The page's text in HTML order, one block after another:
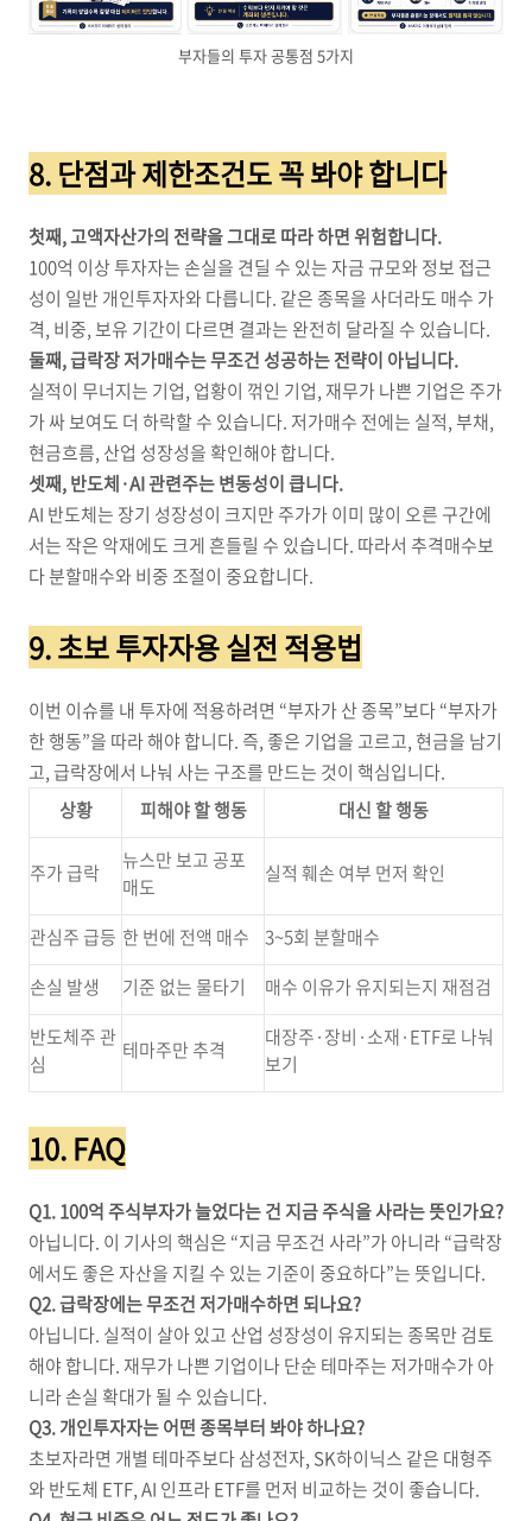
부자들의 투자 공통점 5가지
8. 단점과 제한조건도 꼭 봐야 합니다
첫째, 고액자산가의 전략을 그대로 따라 하면 위험합니다.
100억 이상 투자자는 손실을 견딜 수 있는 자금 규모와 정보 접근
성이 일반 개인투자자와 다릅니다. 같은 종목을 사더라도 매수 가
격, 비중, 보유 기간이 다르면 결과는 완전히 달라질 수 있습니다.
둘째, 급락장 저가매수는 무조건 성공하는 전략이 아닙니다.
실적이 무너지는 기업, 업황이 꺾인 기업, 재무가 나쁜 기업은 주가
가 싸 보여도 더 하락할 수 있습니다. 저가매수 전에는 실적, 부채,
현금흐름, 산업 성장성을 확인해야 합니다.
셋째, 반도체·AI 관련주는 변동성이 큽니다.
AI 반도체는 장기 성장성이 크지만 주가가 이미 많이 오른 구간에
서는 작은 악재에도 크게 흔들릴 수 있습니다. 따라서 추격매수보
다 분할매수와 비중 조절이 중요합니다.
9. 초보 투자자용 실전 적용법
이번 이슈를 내 투자에 적용하려면 “부자가 산 종목”보다 “부자가
한 행동”을 따라 해야 합니다. 즉, 좋은 기업을 고르고, 현금을 남기
고, 급락장에서 나눠 사는 구조를 만드는 것이 핵심입니다.
상황
피해야 할 행동 대신 할 행동
주가 급락
뉴스만 보고 공포
매도
실적 훼손 여부 먼저 확인
관심주 급등 한 번에 전액 매수
3~5회 분할매수
손실 발생
기준 없는 물타기
매수 이유가 유지되는지 재점검
반도체주 관
심
테마주만 추격
대장주·장비·소재·ETF로 나눠
보기
10. FAQ
Q1. 100억 주식부자가 늘었다는 건 지금 주식을 사라는 뜻인가요?
아닙니다. 이 기사의 핵심은 “지금 무조건 사라”가 아니라 “급락장
에서도 좋은 자산을 지킬 수 있는 기준이 중요하다”는 뜻입니다.
Q2. 급락장에는 무조건 저가매수하면 되나요?
아닙니다. 실적이 살아 있고 산업 성장성이 유지되는 종목만 검토
해야 합니다. 재무가 나쁜 기업이나 단순 테마주는 저가매수가 아
니라 손실 확대가 될 수 있습니다.
Q3. 개인투자자는 어떤 종목부터 봐야 하나요?
초보자라면 개별 테마주보다 삼성전자, SK하이닉스 같은 대형주
와 반도체 ETF, AI 인프라 ETF를 먼저 비교하는 것이 좋습니다.